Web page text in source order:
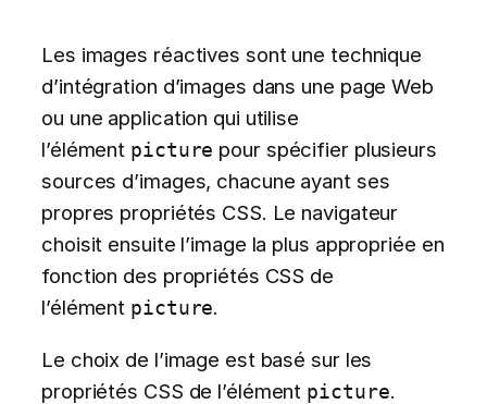
Les images réactives sont une technique
d’intégration d’images dans une page Web
ou une application qui utilise
l’élément picture pour spécifier plusieurs
sources d’images, chacune ayant ses
propres propriétés CSS. Le navigateur
choisit ensuite l’image la plus appropriée en
fonction des propriétés CSS de
l’élément picture.
Le choix de l’image est basé sur les
propriétés CSS de l’élément picture.